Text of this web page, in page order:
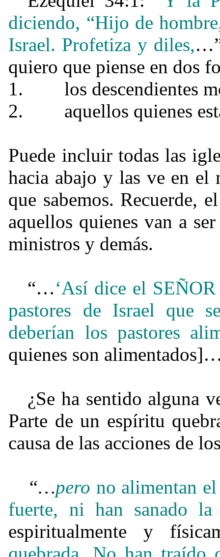
diciendo, “Hijo de
Israel. Profetiza y diles,
quiero que piense en dos
1.
los descendientes
2.
aquellos quienes
Puede incluir todas las
hacia abajo y las ve en el
que sabemos. Recuerde,
aquellos quienes van a
ministros y demás.
“…‘Así dice el
pastores de Israel que
deberían los pastores
quienes son
¿Se ha sentido alguna
Parte de un espíritu
causa de las acciones de
“…pero no alimentan
fuerte, ni han sanado la
espiritualmente y